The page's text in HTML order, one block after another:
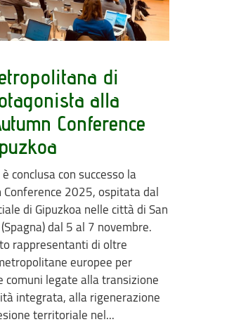
di
alla
Conference
è conclusa con successo la
Conference 2025, ospitata dal
di Gipuzkoa nelle città di San
dal 5 al 7 novembre.
rappresentanti di oltre
europee per
comuni legate alla transizione
integrata, alla rigenerazione
territoriale nel...